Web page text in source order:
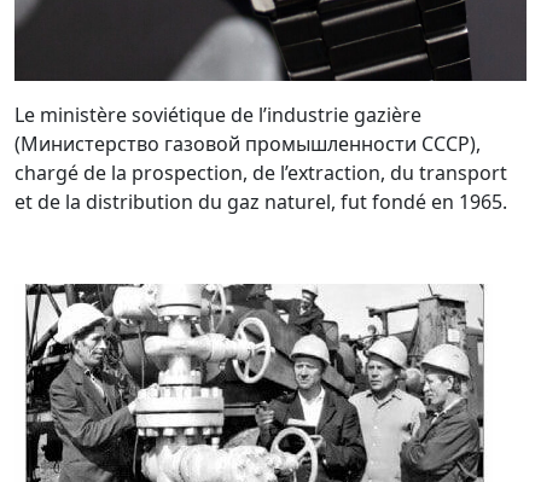
Le ministère soviétique de l’industrie gazière
(Министерство газовой промышленности СССР),
chargé de la prospection, de l’extraction, du transport
et de la distribution du gaz naturel, fut fondé en 1965.